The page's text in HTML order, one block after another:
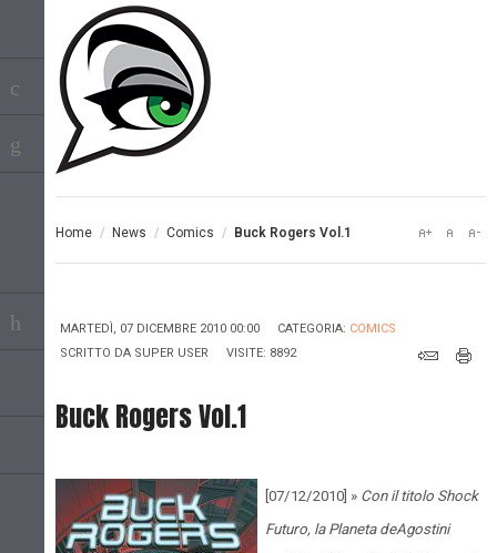
Home / News / Comics / Buck Rogers Vol.1
MARTEDÌ, 07 DICEMBRE 2010 00:00 CATEGORIA: COMICS
SCRITTO DA SUPER USER VISITE: 8892
Buck Rogers Vol.1
[07/12/2010] » Con il titolo Shock
Futuro, la Planeta deAgostini